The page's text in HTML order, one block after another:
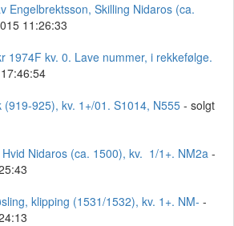
Engelbrektsson, Skilling Nidaros (ca.
11:26:33
1974F kv. 0. Lave nummer, i rekkefølge.
925), kv. 1+/01. S1014, N555 - solgt
Nidaros (ca. 1500), kv. 1/1+. NM2a -
klipping (1531/1532), kv. 1+. NM- -